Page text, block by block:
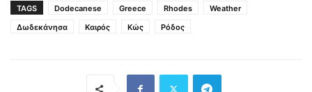
TAGS Dodecanese Greece Rhodes
Weather
Δωδεκάνησα
Καιρός Κώς Ρόδος